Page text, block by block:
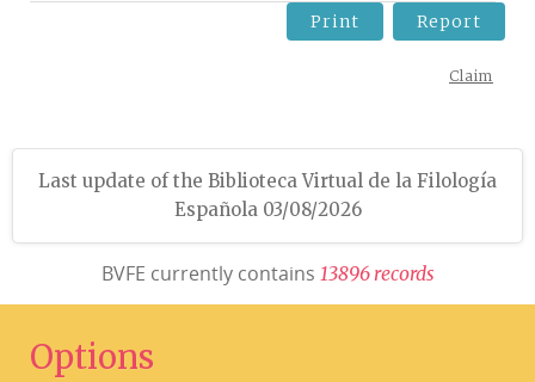
Print Report
Claim
Last update of the Biblioteca Virtual de la Filología
Española 03/08/2026
BVFE currently contains 13896 records
Options